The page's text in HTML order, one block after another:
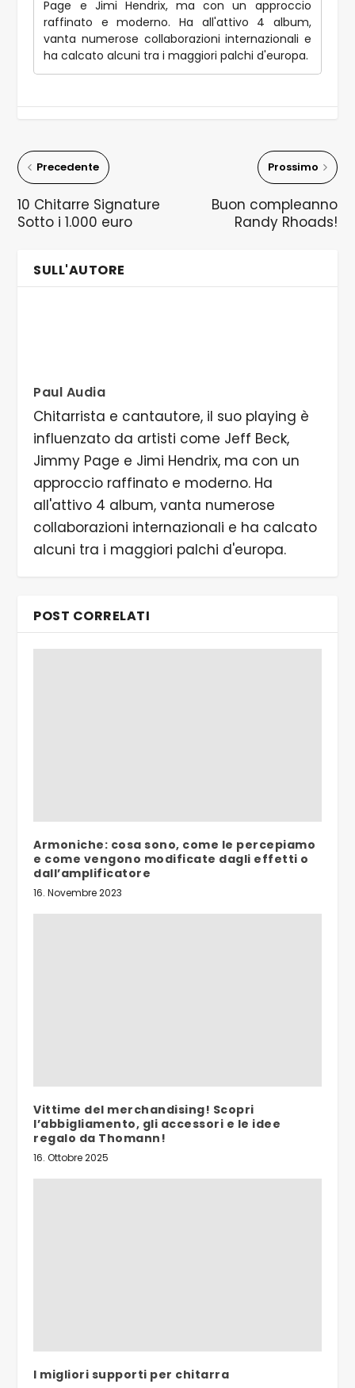
Page e Jimi Hendrix, ma con un approccio
raffinato e moderno. Ha all'attivo 4 album,
vanta numerose collaborazioni internazionali e
ha calcato alcuni tra i maggiori palchi d'europa.
Precedente
10 Chitarre Signature
Sotto i 1.000 euro
Prossimo
Buon compleanno
Randy Rhoads!
SULL'AUTORE
Paul Audia
Chitarrista e cantautore, il suo playing è
influenzato da artisti come Jeff Beck,
Jimmy Page e Jimi Hendrix, ma con un
approccio raffinato e moderno. Ha
all'attivo 4 album, vanta numerose
collaborazioni internazionali e ha calcato
alcuni tra i maggiori palchi d'europa.
POST CORRELATI
Armoniche: cosa sono, come le percepiamo
e come vengono modificate dagli effetti o
dall’amplificatore
16. Novembre 2023
Vittime del merchandising! Scopri
l’abbigliamento, gli accessori e le idee
regalo da Thomann!
16. Ottobre 2025
I migliori supporti per chitarra